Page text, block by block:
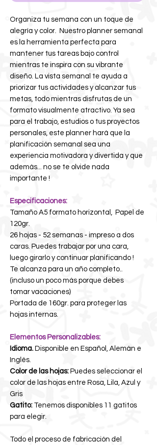
Organiza tu semana con un toque de
alegría y color. Nuestro planner semanal
es la herramienta perfecta para
mantener tus tareas bajo control
mientras te inspira con su vibrante
diseño. La vista semanal te ayuda a
priorizar tus actividades y alcanzar tus
metas, todo mientras disfrutas de un
formato visualmente atractivo. Ya sea
para el trabajo, estudios o tus proyectos
personales, este planner hará que la
planificación semanal sea una
experiencia motivadora y divertida y que
además... no se te olvide nada
importante !
Especificaciones:
Tamaño A5 formato horizontal, Papel de
120gr.
26 hojas - 52 semanas - impreso a dos
caras. Puedes trabajar por una cara,
luego girarlo y continuar planificando !
Te alcanza para un año completo..
(incluso un poco más porque debes
tomar vacaciones)
Portada de 160gr. para proteger las
hojas internas.
Elementos Personalizables:
Idioma. Disponible en Español, Alemán e
Inglés.
Color de las hojas: Puedes seleccionar el
color de las hojas entre Rosa, Lila, Azul y
Gris
Gatito: Tenemos disponibles 11 gatitos
para elegir.
Todo el proceso de fabricación del